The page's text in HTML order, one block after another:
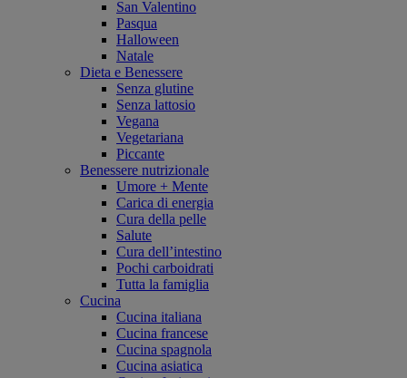
San Valentino
Pasqua
Halloween
Natale
Dieta e Benessere
Senza glutine
Senza lattosio
Vegana
Vegetariana
Piccante
Benessere nutrizionale
Umore + Mente
Carica di energia
Cura della pelle
Salute
Cura dell’intestino
Pochi carboidrati
Tutta la famiglia
Cucina
Cucina italiana
Cucina francese
Cucina spagnola
Cucina asiatica